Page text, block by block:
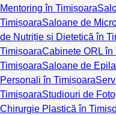
Mentoring în Timișoara
TimișoaraSaloane de
de Nutriție și Dietetică în
TimișoaraCabinete ORL în
TimișoaraSaloane de
Personali în Timișoara
TimișoaraStudiouri de
Chirurgie Plastică în